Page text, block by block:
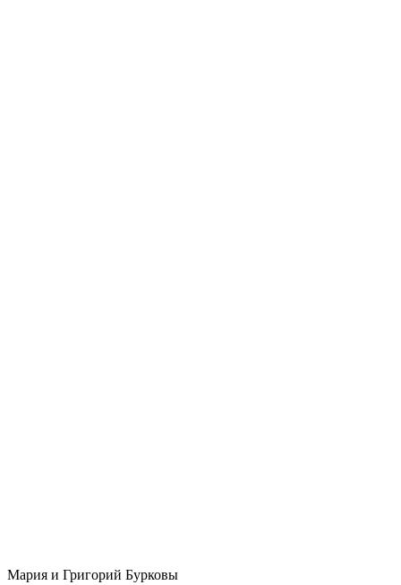
Мария и Григорий Бурковы